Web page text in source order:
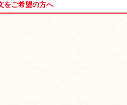
をご希望の方へ